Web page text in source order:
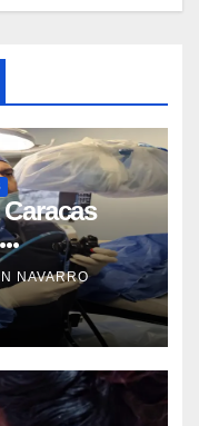
para
pacientes
NAVARRO